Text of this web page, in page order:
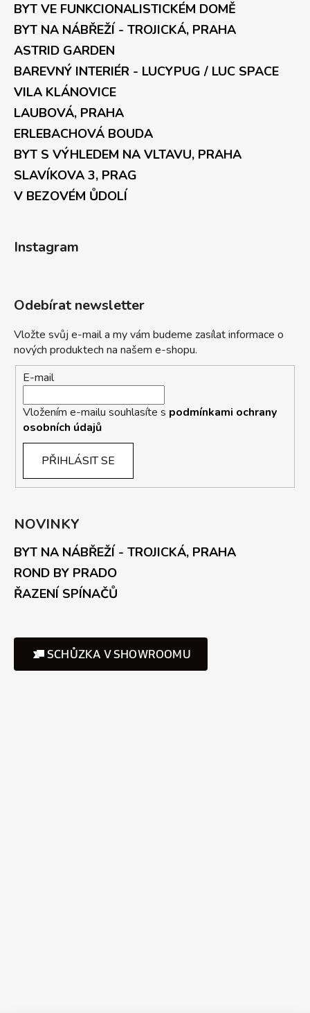
BYT VE FUNKCIONALISTICKÉM DOMĚ
BYT NA NÁBŘEŽÍ - TROJICKÁ, PRAHA
ASTRID GARDEN
BAREVNÝ INTERIÉR - LUCYPUG / LUC SPACE
VILA KLÁNOVICE
LAUBOVÁ, PRAHA
ERLEBACHOVÁ BOUDA
BYT S VÝHLEDEM NA VLTAVU, PRAHA
SLAVÍKOVA 3, PRAG
V BEZOVÉM ŮDOLÍ
Instagram
Odebírat newsletter
Vložte svůj e-mail a my vám budeme zasílat informace o
nových produktech na našem e-shopu.
E-mail
Vložením e-mailu souhlasíte s podmínkami ochrany
osobních údajů
PŘIHLÁSIT SE
NOVINKY
BYT NA NÁBŘEŽÍ - TROJICKÁ, PRAHA
ROND BY PRADO
ŘAZENÍ SPÍNAČŮ
SCHŮZKA V SHOWROOMU